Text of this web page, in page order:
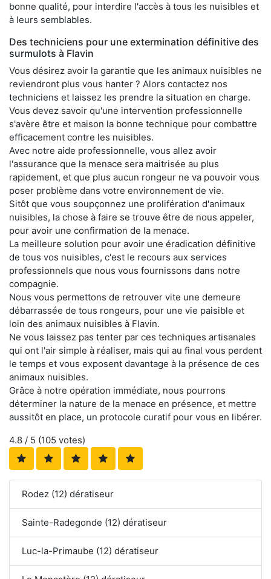
bonne qualité, pour interdire l'accès à tous les nuisibles et
à leurs semblables.
Des techniciens pour une extermination définitive des
surmulots à Flavin
Vous désirez avoir la garantie que les animaux nuisibles ne
reviendront plus vous hanter ? Alors contactez nos
techniciens et laissez les prendre la situation en charge.
Vous devez savoir qu'une intervention professionnelle
s'avère être et maison la bonne technique pour combattre
efficacement contre les nuisibles.
Avec notre aide professionnelle, vous allez avoir
l'assurance que la menace sera maitrisée au plus
rapidement, et que plus aucun rongeur ne va pouvoir vous
poser problème dans votre environnement de vie.
Sitôt que vous soupçonnez une prolifération d'animaux
nuisibles, la chose à faire se trouve être de nous appeler,
pour avoir une confirmation de la menace.
La meilleure solution pour avoir une éradication définitive
de tous vos nuisibles, c'est le recours aux services
professionnels que nous vous fournissons dans notre
compagnie.
Nous vous permettons de retrouver vite une demeure
débarrassée de tous rongeurs, pour une vie paisible et
loin des animaux nuisibles à Flavin.
Ne vous laissez pas tenter par ces techniques artisanales
qui ont l'air simple à réaliser, mais qui au final vous perdent
le temps et vous exposent davantage à la présence de ces
animaux nuisibles.
Grâce à notre opération immédiate, nous pourrons
déterminer la nature de la menace en présence, et mettre
aussitôt en place, un protocole curatif pour vous en libérer.
4.8 / 5 (105 votes)
Rodez (12) dératiseur
Sainte-Radegonde (12) dératiseur
Luc-la-Primaube (12) dératiseur